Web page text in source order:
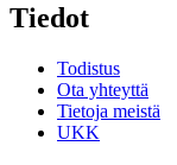
Tiedot
Todistus
Ota yhteyttä
Tietoja meistä
UKK